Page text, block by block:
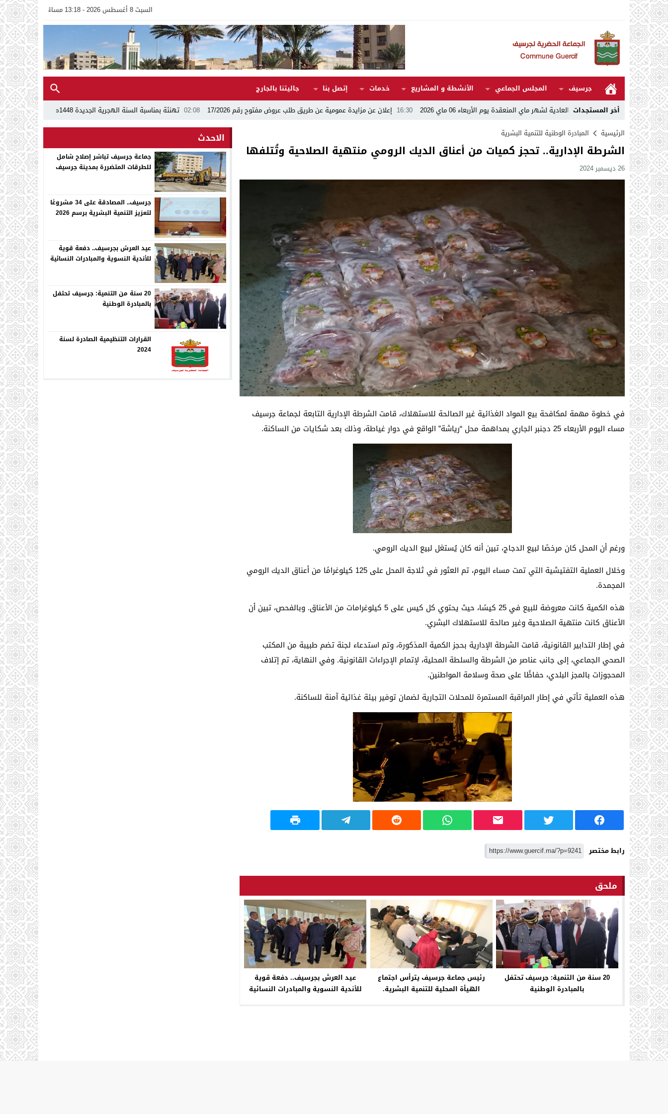
السبت 8 أغسطس 2026 - 13:18 مساءً
جرسيف المجلس الجماعي الأنشطة و المشاريع خدمات إتصل بنا
جاليتنا بالجارج
أخر المستجدات
14:07 مقررات الدورة العادية لشهر ماي المنعقدة يوم الأربعاء 06 ماي 2026 16:30 إعلان عن مزايدة عمومية عن طريق طلب عروض مفتوح رقم 17/2026 02:08 تهنئة بمناسبة السنة الهجرية الجديدة 1448ه 13:24 اجتماع بجماعة
الرئيسية
المبادرة الوطنية للتنمية البشرية
الشرطة الإدارية.. تحجز كميات من أعناق الديك الرومي منتهية الصلاحية وتُتلفها
26 ديسمبر 2024
في خطوة مهمة لمكافحة بيع المواد الغذائية غير الصالحة للاستهلاك، قامت الشرطة الإدارية التابعة لجماعة جرسيف
مساء اليوم الأربعاء 25 دجنبر الجاري بمداهمة محل “رياشة” الواقع في دوار غياطة، وذلك بعد شكايات من الساكنة.
ورغم أن المحل كان مرخصًا لبيع الدجاج، تبين أنه كان يُستغل لبيع الديك الرومي.
وخلال العملية التفتيشية التي تمت مساء اليوم، تم العثور في ثلاجة المحل على 125 كيلوغرامًا من أعناق الديك الرومي
المجمدة.
هذه الكمية كانت معروضة للبيع في 25 كيسًا، حيث يحتوي كل كيس على 5 كيلوغرامات من الأعناق. وبالفحص، تبين أن
الأعناق كانت منتهية الصلاحية وغير صالحة للاستهلاك البشري.
في إطار التدابير القانونية، قامت الشرطة الإدارية بحجز الكمية المذكورة، وتم استدعاء لجنة تضم طبيبة من المكتب
الصحي الجماعي، إلى جانب عناصر من الشرطة والسلطة المحلية، لإتمام الإجراءات القانونية. وفي النهاية، تم إتلاف
المحجوزات بالمجز البلدي، حفاظًا على صحة وسلامة المواطنين.
هذه العملية تأتي في إطار المراقبة المستمرة للمحلات التجارية لضمان توفير بيئة غذائية آمنة للساكنة.
رابط مختصر
ملحق
20 سنة من التنمية: جرسيف تحتفل
بالمبادرة الوطنية
رئيس جماعة جرسيف يترأس اجتماع
الهيأة المحلية للتنمية البشرية.
عيد العرش بجرسيف.. دفعة قوية
للأندية النسوية والمبادرات النسائية
الاحدث
جماعة جرسيف تباشر إصلاح شامل
للطرقات المتضررة بمدينة جرسيف
جرسيف.. المصادقة على 34 مشروعًا
لتعزيز التنمية البشرية برسم 2026
عيد العرش بجرسيف.. دفعة قوية
للأندية النسوية والمبادرات النسائية
20 سنة من التنمية: جرسيف تحتفل
بالمبادرة الوطنية
القرارات التنظيمية الصادرة لسنة
2024